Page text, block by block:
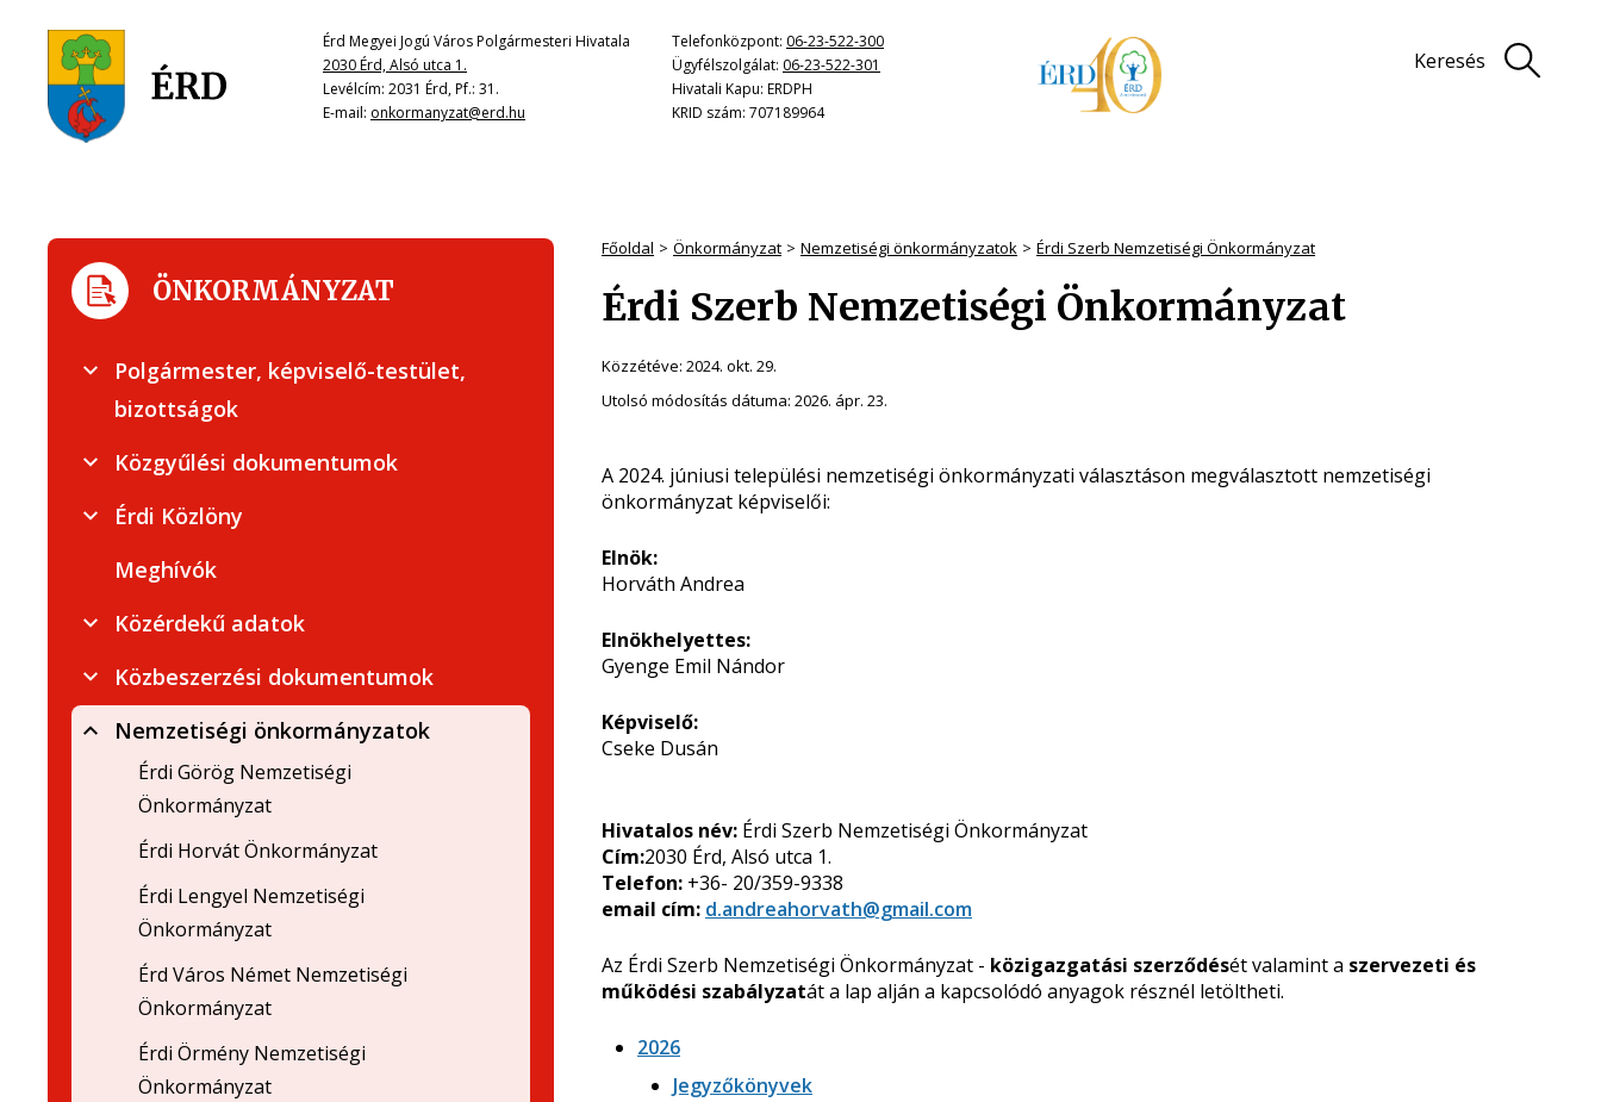
Érd Megyei Jogú Város Polgármesteri Hivatala
2030 Érd, Alsó utca 1.
Levélcím: 2031 Érd, Pf.: 31.
E-mail: onkormanyzat@erd.hu
Telefonközpont: 06-23-522-300
Ügyfélszolgálat: 06-23-522-301
Hivatali Kapu: ERDPH
KRID szám: 707189964
Keresés
Főoldal Önkormányzat Nemzetiségi önkormányzatok Érdi Szerb Nemzetiségi Önkormányzat
Érdi Szerb Nemzetiségi Önkormányzat
Közzétéve: 2024. okt. 29.
Utolsó módosítás dátuma: 2026. ápr. 23.
A 2024. júniusi települési nemzetiségi önkormányzati választáson megválasztott nemzetiségi
önkormányzat képviselői:
Elnök:
Horváth Andrea
Elnökhelyettes:
Gyenge Emil Nándor
Képviselő:
Cseke Dusán
Hivatalos név: Érdi Szerb Nemzetiségi Önkormányzat
Cím:2030 Érd, Alsó utca 1.
Telefon: +36- 20/359-9338
email cím: d.andreahorvath@gmail.com
Az Érdi Szerb Nemzetiségi Önkormányzat - közigazgatási szerződését valamint a szervezeti és
működési szabályzatát a lap alján a kapcsolódó anyagok résznél letöltheti.
2026
Jegyzőkönyvek
ÖNKORMÁNYZAT
Polgármester, képviselő-testület,
bizottságok
Közgyűlési dokumentumok
Érdi Közlöny
Meghívók
Közérdekű adatok
Közbeszerzési dokumentumok
Nemzetiségi önkormányzatok
Érdi Görög Nemzetiségi
Önkormányzat
Érdi Horvát Önkormányzat
Érdi Lengyel Nemzetiségi
Önkormányzat
Érd Város Német Nemzetiségi
Önkormányzat
Érdi Örmény Nemzetiségi
Önkormányzat